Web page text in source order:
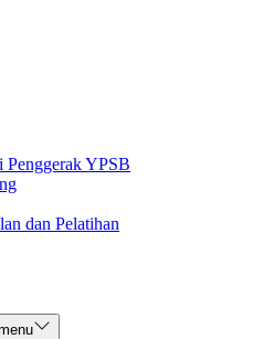
Penggerak YPSB
dan Pelatihan